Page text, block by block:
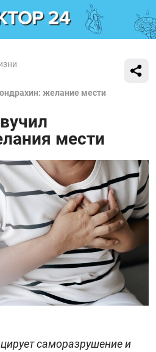
желание мести
мести
саморазрушение и